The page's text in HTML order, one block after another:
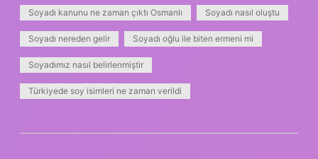
Soyadı kanunu ne zaman çıktı Osmanlı Soyadı nasıl oluştu
Soyadı nereden gelir Soyadı oğlu ile biten ermeni mi
Soyadımız nasıl belirlenmiştir
Türkiyede soy isimleri ne zaman verildi